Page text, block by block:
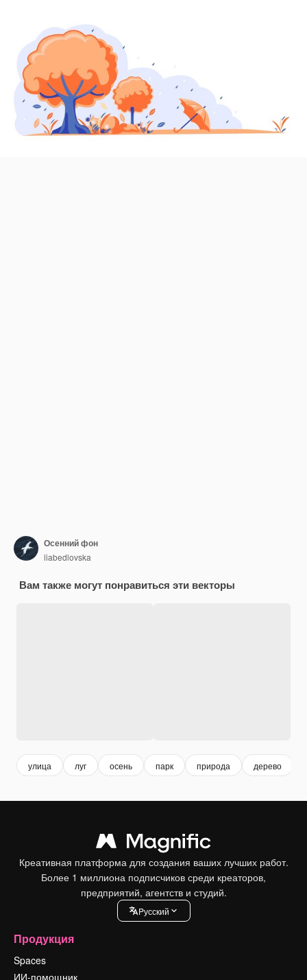
Осенний фон
liabedlovska
Вам также могут понравиться эти векторы
улица луг осень парк природа дерево
Креативная платформа для создания ваших лучших работ.
Более 1 миллиона подписчиков среди креаторов,
предприятий, агентств и студий.
Pусский
Продукция
Spaces
ИИ-помощник